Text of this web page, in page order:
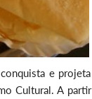
e projeta
Cultural. A partir